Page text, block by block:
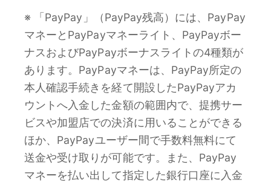
※ 「PayPay」（PayPay残高）には、PayPay
マネーとPayPayマネーライト、PayPayボー
ナスおよびPayPayボーナスライトの4種類が
あります。PayPayマネーは、PayPay所定の
本人確認手続きを経て開設したPayPayアカ
ウントへ入金した金額の範囲内で、提携サー
ビスや加盟店での決済に用いることができる
ほか、PayPayユーザー間で手数料無料にて
送金や受け取りが可能です。また、PayPay
マネーを払い出して指定した銀行口座に入金